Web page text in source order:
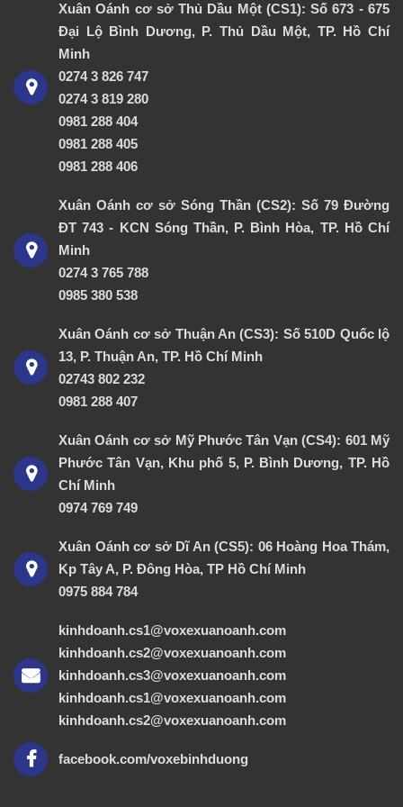
Xuân Oánh cơ sở Thủ Dầu Một (CS1): Số 673 - 675
Đại Lộ Bình Dương, P. Thủ Dầu Một, TP. Hồ Chí
Minh
0274 3 826 747
0274 3 819 280
0981 288 404
0981 288 405
0981 288 406
Xuân Oánh cơ sở Sóng Thần (CS2): Số 79 Đường
ĐT 743 - KCN Sóng Thần, P. Bình Hòa, TP. Hồ Chí
Minh
0274 3 765 788
0985 380 538
Xuân Oánh cơ sở Thuận An (CS3): Số 510D Quốc lộ
13, P. Thuận An, TP. Hồ Chí Minh
02743 802 232
0981 288 407
Xuân Oánh cơ sở Mỹ Phước Tân Vạn (CS4): 601 Mỹ
Phước Tân Vạn, Khu phố 5, P. Bình Dương, TP. Hồ
Chí Minh
0974 769 749
Xuân Oánh cơ sở Dĩ An (CS5): 06 Hoàng Hoa Thám,
Kp Tây A, P. Đông Hòa, TP Hồ Chí Minh
0975 884 784
kinhdoanh.cs1@voxexuanoanh.com
kinhdoanh.cs2@voxexuanoanh.com
kinhdoanh.cs3@voxexuanoanh.com
kinhdoanh.cs1@voxexuanoanh.com
kinhdoanh.cs2@voxexuanoanh.com
facebook.com/voxebinhduong